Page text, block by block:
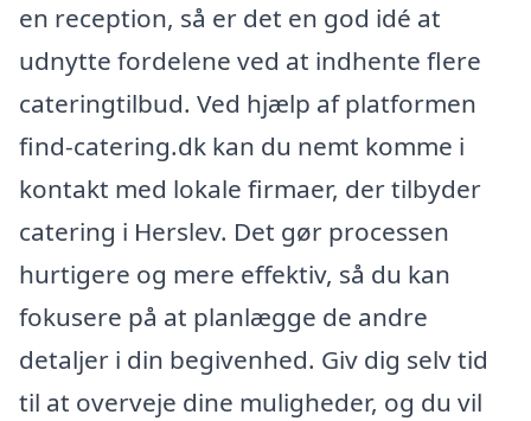
en reception, så er det en god idé at
udnytte fordelene ved at indhente flere
cateringtilbud. Ved hjælp af platformen
find-catering.dk kan du nemt komme i
kontakt med lokale firmaer, der tilbyder
catering i Herslev. Det gør processen
hurtigere og mere effektiv, så du kan
fokusere på at planlægge de andre
detaljer i din begivenhed. Giv dig selv tid
til at overveje dine muligheder, og du vil